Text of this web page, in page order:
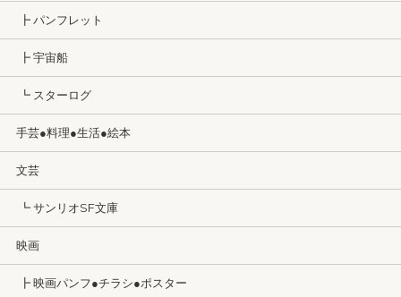
┣ パンフレット
┣ 宇宙船
┗ スターログ
手芸●料理●生活●絵本
文芸
┗ サンリオSF文庫
映画
┣ 映画パンフ●チラシ●ポスター